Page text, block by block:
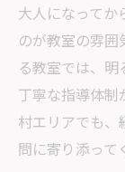
大人になってか
のが教室の雰
る教室では、
丁寧な指導体制
村エリアでも
問に寄り添って